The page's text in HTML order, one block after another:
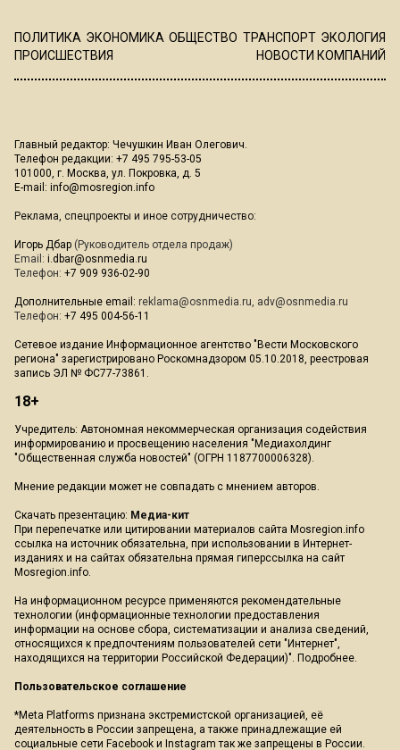
ПОЛИТИКА ЭКОНОМИКА ОБЩЕСТВО ТРАНСПОРТ ЭКОЛОГИЯ
ПРОИСШЕСТВИЯ
НОВОСТИ КОМПАНИЙ
Главный редактор: Чечушкин Иван Олегович.
Телефон редакции: +7 495 795-53-05
101000, г. Москва, ул. Покровка, д. 5
E-mail: info@mosregion.info
Реклама, спецпроекты и иное сотрудничество:
Игорь Дбар (Руководитель отдела продаж)
Email: i.dbar@osnmedia.ru
Телефон: +7 909 936-02-90
Дополнительные email: reklama@osnmedia.ru, adv@osnmedia.ru
Телефон: +7 495 004-56-11
Сетевое издание Информационное агентство "Вести Московского
региона" зарегистрировано Роскомнадзором 05.10.2018, реестровая
запись ЭЛ № ФС77-73861.
18+
Учредитель: Автономная некоммерческая организация содействия
информированию и просвещению населения "Медиахолдинг
"Общественная служба новостей" (ОГРН 1187700006328).
Мнение редакции может не совпадать с мнением авторов.
Скачать презентацию: Медиа-кит
При перепечатке или цитировании материалов сайта Mosregion.info
ссылка на источник обязательна, при использовании в Интернет-
изданиях и на сайтах обязательна прямая гиперссылка на сайт
Mosregion.info.
На информационном ресурсе применяются рекомендательные
технологии (информационные технологии предоставления
информации на основе сбора, систематизации и анализа сведений,
относящихся к предпочтениям пользователей сети "Интернет",
находящихся на территории Российской Федерации)". Подробнее.
Пользовательское соглашение
*Meta Platforms признана экстремистской организацией, её
деятельность в России запрещена, а также принадлежащие ей
социальные сети Facebook и Instagram так же запрещены в России.